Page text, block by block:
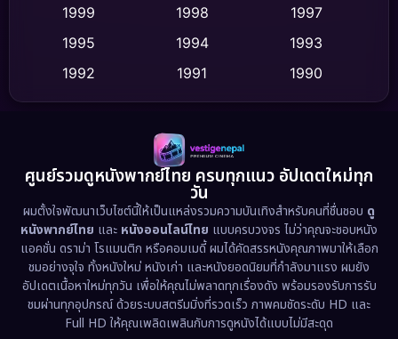
Dance เต้น (10)
Detective สืบสวน (59)
Disaster (13)
Disney+ (5)
Documentary สารคดี (93)
Drama ดราม่า (1,460)
Dystopian (17)
1999
1998
1997
1995
1994
1993
1992
1991
1990
1989
1988
1986
1983
1978
1962
ศูนย์รวมดูหนังพากย์ไทย ครบทุกแนว อัปเดตใหม่ทุก
วัน
ผมตั้งใจพัฒนาเว็บไซต์นี้ให้เป็นแหล่งรวมความบันเทิงสำหรับคนที่ชื่นชอบ ดู
หนังพากย์ไทย และ หนังออนไลน์ไทย แบบครบวงจร ไม่ว่าคุณจะชอบหนัง
แอคชั่น ดราม่า โรแมนติก หรือคอมเมดี้ ผมได้คัดสรรหนังคุณภาพมาให้เลือก
ชมอย่างจุใจ ทั้งหนังใหม่ หนังเก่า และหนังยอดนิยมที่กำลังมาแรง ผมยัง
อัปเดตเนื้อหาใหม่ทุกวัน เพื่อให้คุณไม่พลาดทุกเรื่องดัง พร้อมรองรับการรับ
ชมผ่านทุกอุปกรณ์ ด้วยระบบสตรีมมิ่งที่รวดเร็ว ภาพคมชัดระดับ HD และ
Full HD ให้คุณเพลิดเพลินกับการดูหนังได้แบบไม่มีสะดุด